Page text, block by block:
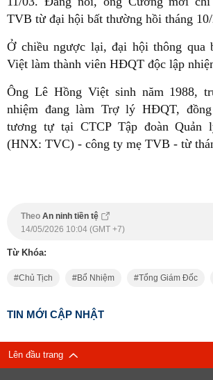
TVB từ đại hội bất thường hồi tháng
Ở chiều ngược lại, đại hội thông qua
Việt làm thành viên HĐQT độc lập
Ông Lê Hồng Việt sinh năm 1988,
nhiệm đang làm Trợ lý HĐQT,
tương tự tại CTCP Tập đoàn Quản
(HNX: TVC) - công ty mẹ TVB - từ
Theo An ninh tiền tệ
14/05/2026 10:04 (GMT +7)
Từ Khóa:
Chủ Tịch Bổ Nhiệm Tổng Giám Đốc
TIN MỚI CẬP NHẬT
Lên đầu trang